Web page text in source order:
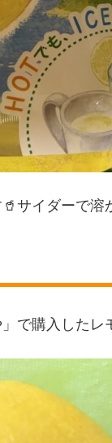
サイダーで
で購入したレ